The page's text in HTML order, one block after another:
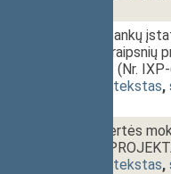
Komercinių bankų
50, 51, 52 straipsnių
PROJEKTAS (Nr.
dokumento tekstas,
Pridėtinės vertės
ĮSTATYMO
dokumento tekstas,